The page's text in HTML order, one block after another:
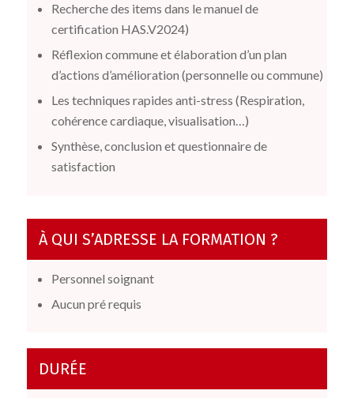
Recherche des items dans le manuel de
certification HAS.V2024)
Réflexion commune et élaboration d’un plan
d’actions d’amélioration (personnelle ou commune)
Les techniques rapides anti-stress (Respiration,
cohérence cardiaque, visualisation…)
Synthèse, conclusion et questionnaire de
satisfaction
À QUI S’ADRESSE LA FORMATION ?
Personnel soignant
Aucun pré requis
DURÉE